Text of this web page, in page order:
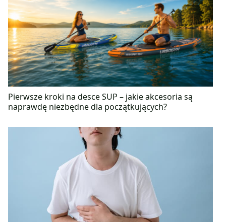
taneczne.
Pierwsze kroki na desce SUP – jakie akcesoria są
naprawdę niezbędne dla początkujących?